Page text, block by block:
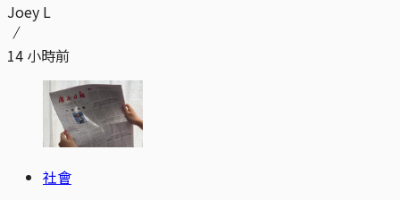
Joey L
14 小時前
社會